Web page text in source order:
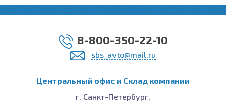
8-800-350-22-10
sbs_avto@mail.ru
Центральный офис и Cклад компании
г. Санкт-Петербург,